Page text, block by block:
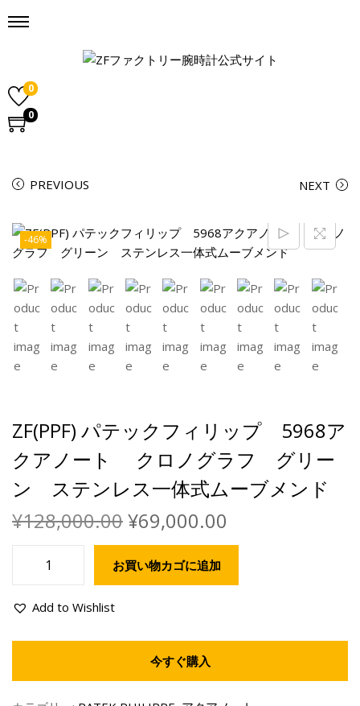
0
0
PREVIOUS NEXT
-46%
ZF(PPF) パテックフィリップ 5968ア
クアノート クロノグラフ グリー
ン ステンレス一体式ムーブメンド
¥128,000.00¥69,000.00
お買い物カゴに追加
Add to Wishlist
今すぐ購入